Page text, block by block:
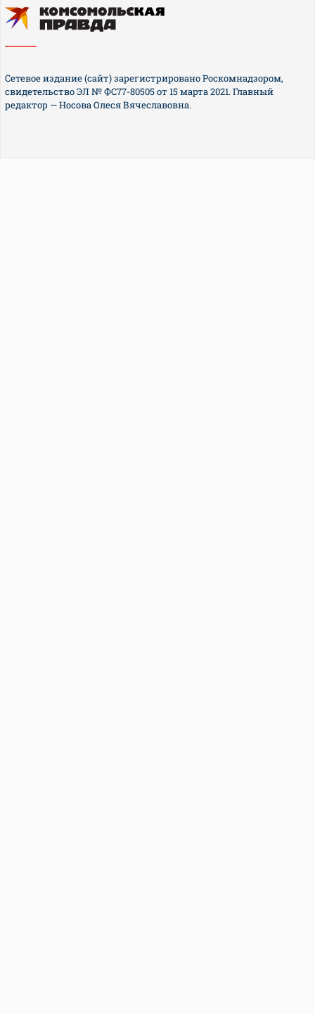
Сетевое издание (сайт) зарегистрировано Роскомнадзором,
свидетельство ЭЛ № ФС77-80505 от 15 марта 2021. Главный
редактор — Носова Олеся Вячеславовна.